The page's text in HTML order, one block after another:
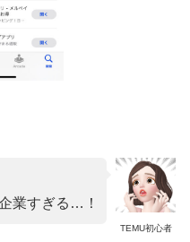
TEMU初心者
業すぎる…！